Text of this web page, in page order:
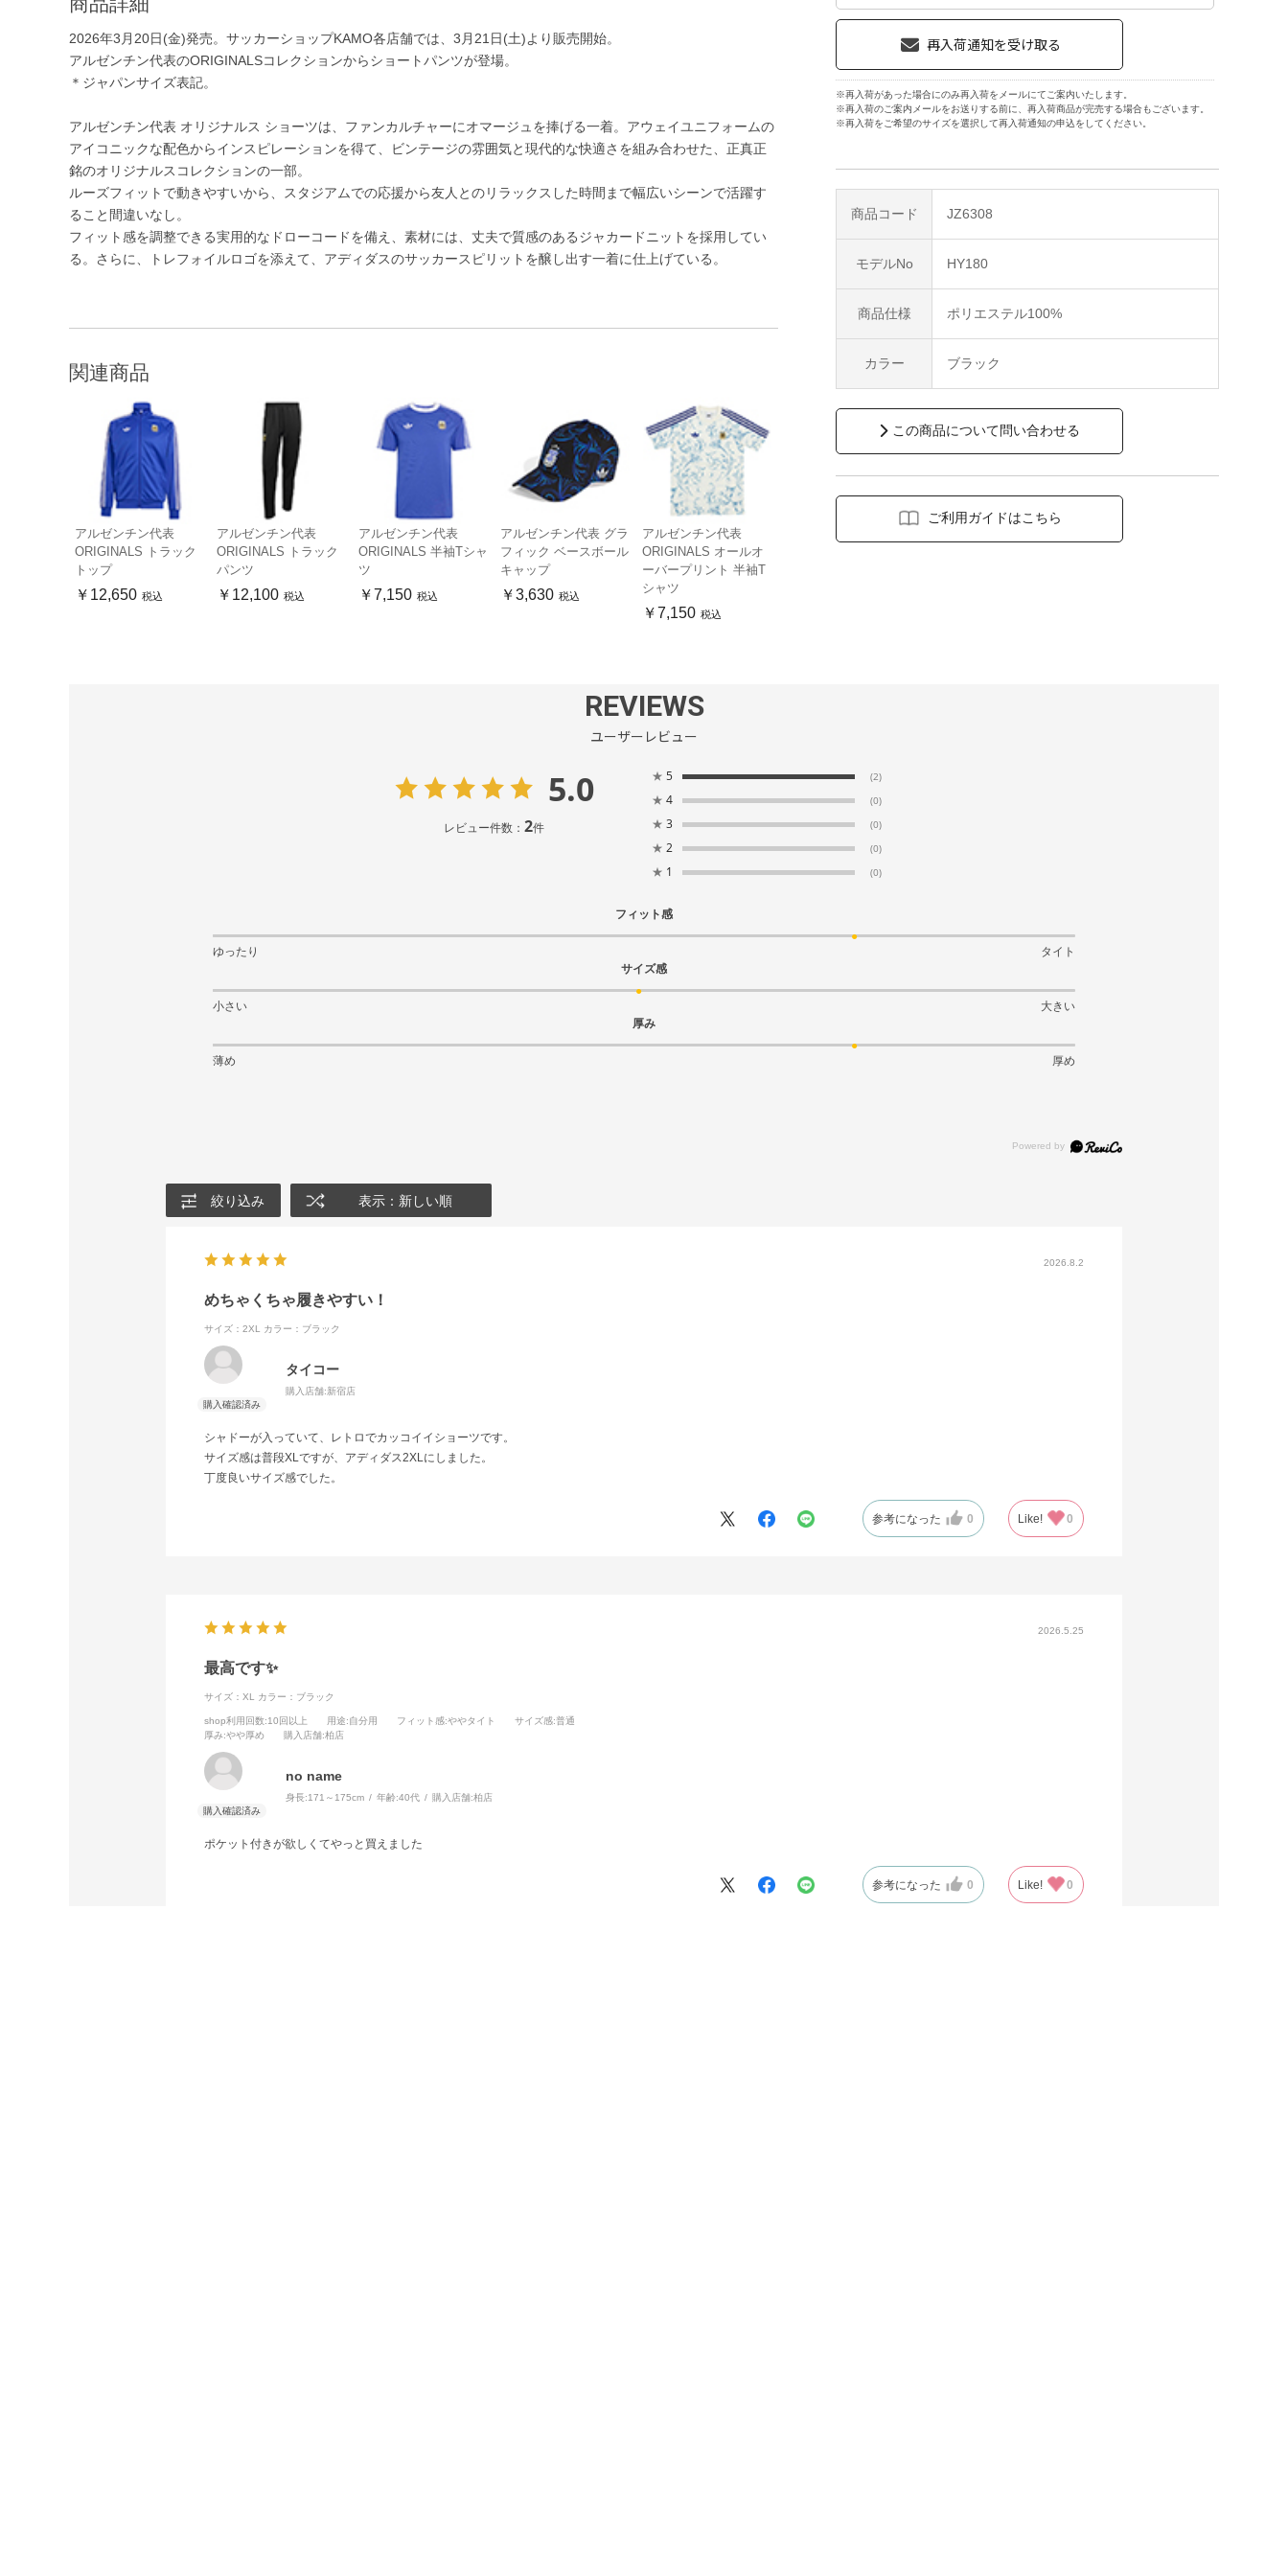
2026年3月20日(金)発売。サッカーショップKAMO各店舗では、3月21日(土)より販売開始。
アルゼンチン代表のORIGINALSコレクションからショートパンツが登場。
＊ジャパンサイズ表記。
アルゼンチン代表 オリジナルス ショーツは、ファンカルチャーにオマージュを捧げる一着。アウェイユニフォームの
アイコニックな配色からインスピレーションを得て、ビンテージの雰囲気と現代的な快適さを組み合わせた、正真正
銘のオリジナルスコレクションの一部。
ルーズフィットで動きやすいから、スタジアムでの応援から友人とのリラックスした時間まで幅広いシーンで活躍す
ること間違いなし。
フィット感を調整できる実用的なドローコードを備え、素材には、丈夫で質感のあるジャカードニットを採用してい
る。さらに、トレフォイルロゴを添えて、アディダスのサッカースピリットを醸し出す一着に仕上げている。
関連商品
アルゼンチン代表
ORIGINALS トラック
トップ
￥12,650 税込
アルゼンチン代表
ORIGINALS トラック
パンツ
￥12,100 税込
アルゼンチン代表
ORIGINALS 半袖Tシャ
ツ
￥7,150 税込
アルゼンチン代表 グラ
フィック ベースボール
キャップ
￥3,630 税込
アルゼンチン代表
ORIGINALS オールオ
ーバープリント 半袖T
シャツ
￥7,150 税込
商品コード JZ6308
モデルNo HY180
商品仕様 ポリエステル100%
カラー ブラック
この商品について問い合わせる
ご利用ガイドはこちら
※再入荷があった場合にのみ再入荷をメールにてご案内いたします。
※再入荷のご案内メールをお送りする前に、再入荷商品が完売する場合もございます。
※再入荷をご希望のサイズを選択して再入荷通知の申込をしてください。
REVIEWS
ユーザーレビュー
5.0
レビュー件数： 2件
★ 5 (2)
★ 4 (0)
★ 3 (0)
★ 2 (0)
★ 1 (0)
フィット感
ゆったり
タイト
サイズ感
小さい
大きい
厚み
薄め 厚め
絞り込み 表示：新しい順
2026.8.2
めちゃくちゃ履きやすい！
サイズ：2XL カラー：ブラック
タイコー
購入店舗:新宿店
シャドーが入っていて、レトロでカッコイイショーツです。
サイズ感は普段XLですが、アディダス2XLにしました。
丁度良いサイズ感でした。
参考になった 0 Like! 0
2026.5.25
最高です✨
サイズ：XL カラー：ブラック
shop利用回数:10回以上 用途:自分用 フィット感:ややタイト サイズ感:普通
厚み:やや厚め 購入店舗:柏店
no name
身長:171～175cm 年齢:40代 購入店舗:柏店
ポケット付きが欲しくてやっと買えました
参考になった 0 Like! 0